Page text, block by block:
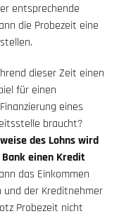
entsprechende
die Probezeit eine
dieser Zeit einen
für einen
eines
braucht?
des Lohns wird
einen Kredit
das Einkommen
der Kreditnehmer
Probezeit nicht